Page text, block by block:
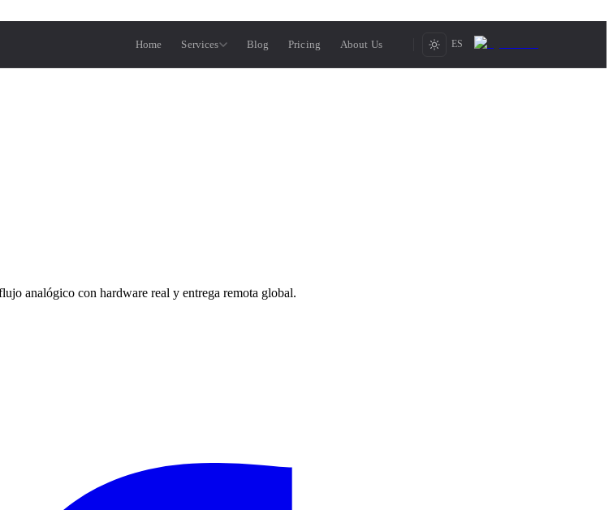
Home Services Blog Pricing About Us ES
analógico con hardware real y entrega remota global.